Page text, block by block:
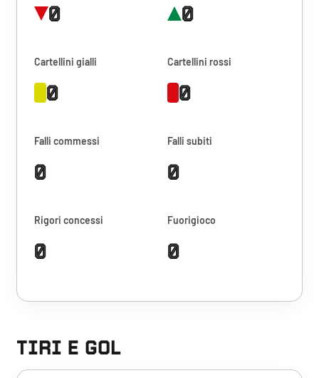
0 0
Cartellini gialli
0
Cartellini rossi
0
Falli commessi
0
Falli subiti
0
Rigori concessi
0
Fuorigioco
0
TIRI E GOL